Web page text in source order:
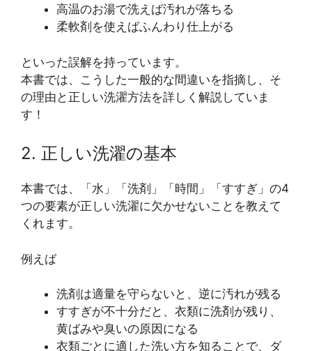
高温のお湯で洗えば汚れが落ちる
柔軟剤を使えばふんわり仕上がる
といった誤解を持っています。
本書では、こうした一般的な間違いを指摘し、そ
の理由と正しい洗濯方法を詳しく解説していま
す！
2. 正しい洗濯の基本
本書では、「水」「洗剤」「時間」「すすぎ」の4
つの要素が正しい洗濯に欠かせないことを教えて
くれます。
例えば
洗剤は適量を守らないと、逆に汚れが残る
すすぎが不十分だと、衣類に洗剤が残り、
黄ばみや臭いの原因になる
衣類ごとに適した洗い方を知ることで、ダ